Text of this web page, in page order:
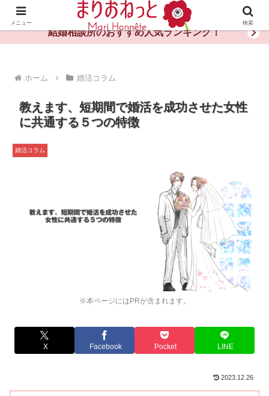
婚活や出会いの体験談・評判・秘訣がわかる情報サイト
結婚相談所のおすすめ人気ランキング！
ホーム 婚活コラム
教えます、短期間で婚活を成功させた女性
に共通する５つの特徴
※本ページにはPRが含まれます。
婚活コラム
X Facebook Pocket LINE
2023.12.26
メニュー 検索